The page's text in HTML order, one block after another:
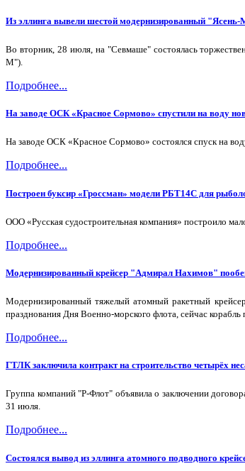
Из эллинга вывели шестой модернизированный
Во вторник, 28 июля, на "Севмаше" состоялась
М").
Подробнее...
На заводе ОСК «Красное Сормово» спустили на воду
На заводе ОСК «Красное Сормово» состоялся спуск на
Подробнее...
Построен буксир «Гроссман» модели РБТ14С для
ООО «Русская судостроительная компания» построило
Подробнее...
Модернизированный крейсер "Адмирал Нахимов"
Модернизированный тяжелый атомный ракетный
празднования Дня Военно-морского флота, сейчас
Подробнее...
ГТЛК заключила контракт на строительство четырёх
Группа компаний "Р-Флот" объявила о заключении
31 июля.
Подробнее...
Состоялся вывод из эллинга атомного подводного